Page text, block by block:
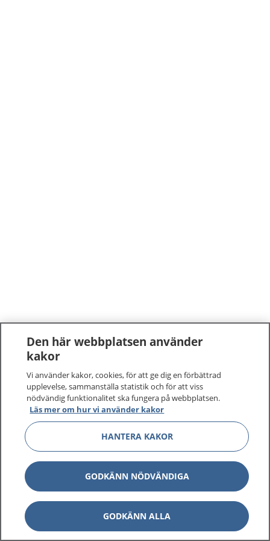
Den här webbplatsen använder
kakor
Vi använder kakor, cookies, för att ge dig en förbättrad
upplevelse, sammanställa statistik och för att viss
nödvändig funktionalitet ska fungera på webbplatsen.
Läs mer om hur vi använder kakor
HANTERA KAKOR
GODKÄNN NÖDVÄNDIGA
GODKÄNN ALLA